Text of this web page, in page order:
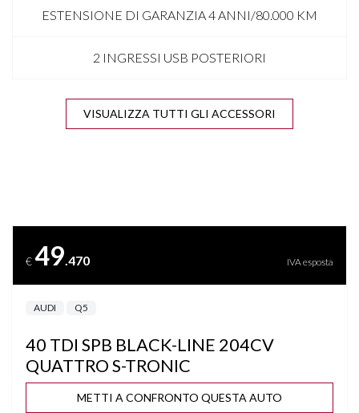
ESTENSIONE DI GARANZIA 4 ANNI/80.000 KM
2 INGRESSI USB POSTERIORI
4 V.E.
ANELLI AUDI E LOGO IN NERO
BLIND SPOT ASSIST
BLUETOOTH
VISUALIZZA TUTTI GLI ACCESSORI
€49.470 IVA esposta
AUDI Q5
40 TDI SPB BLACK-LINE 204CV
QUATTRO S-TRONIC
METTI A CONFRONTO QUESTA AUTO